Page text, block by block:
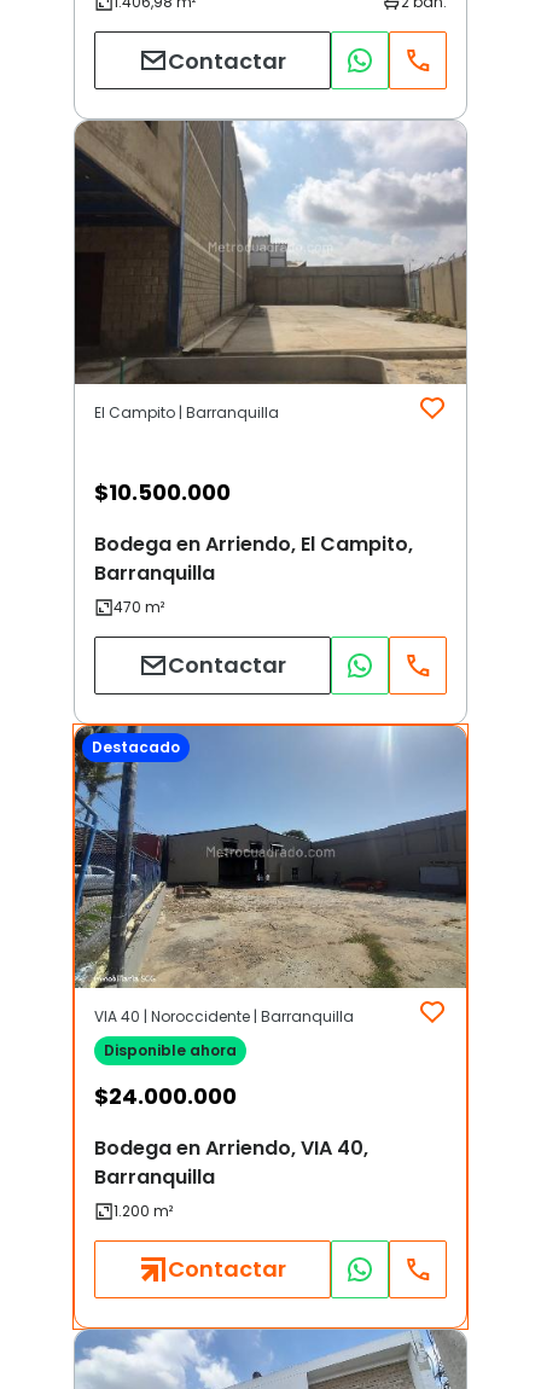
Contactar
El Campito | Barranquilla
$10.500.000
Bodega en Arriendo, El Campito,
Barranquilla
Contactar
Destacado
VIA 40 | Noroccidente | Barranquilla
Disponible ahora
$24.000.000
Bodega en Arriendo, VIA 40,
Barranquilla
Contactar